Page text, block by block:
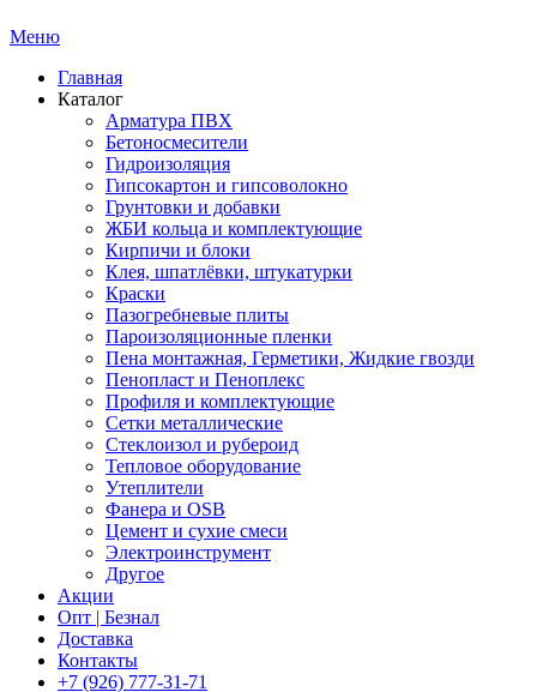
Меню
Главная
Каталог
Арматура ПВХ
Бетоносмесители
Гидроизоляция
Гипсокартон и гипсоволокно
Грунтовки и добавки
ЖБИ кольца и комплектующие
Кирпичи и блоки
Клея, шпатлёвки, штукатурки
Краски
Пазогребневые плиты
Пароизоляционные пленки
Пена монтажная, Герметики, Жидкие гвозди
Пенопласт и Пеноплекс
Профиля и комплектующие
Сетки металлические
Стеклоизол и рубероид
Тепловое оборудование
Утеплители
Фанера и OSB
Цемент и сухие смеси
Электроинструмент
Другое
Акции
Опт | Безнал
Доставка
Контакты
+7 (926) 777-31-71